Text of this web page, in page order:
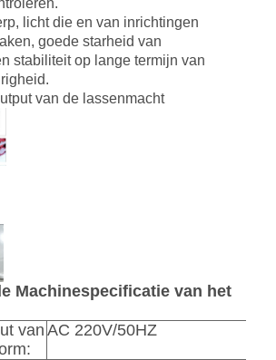
licht die en van inrichtingen
goede starheid van
stabiliteit op lange termijn van
van de lassenmacht
Machinespecificatie van het
van AC 220V/50HZ